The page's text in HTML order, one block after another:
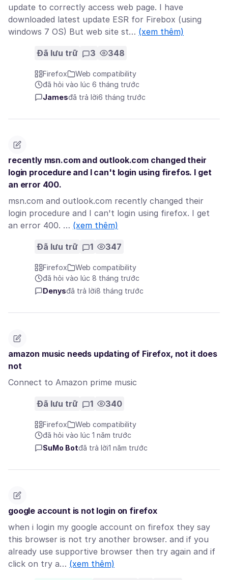
update to correctly access web page. I have
downloaded latest update ESR for Firebox (using
windows 7 OS) But web site st… (xem thêm)
Đã lưu trữ 3 348
Firefox
Web compatibility
đã hỏi vào lúc 6 tháng trước
Jamesđã trả lời6 tháng trước
recently msn.com and outlook.com changed their
login procedure and I can't login using firefos. I get
an error 400.
msn.com and outlook.com recently changed their
login procedure and I can't login using firefox. I get
an error 400. … (xem thêm)
Đã lưu trữ 1 347
Firefox
Web compatibility
đã hỏi vào lúc 8 tháng trước
Denysđã trả lời8 tháng trước
amazon music needs updating of Firefox, not it does
not
Connect to Amazon prime music
Đã lưu trữ 1 340
Firefox
Web compatibility
đã hỏi vào lúc 1 năm trước
SuMo Botđã trả lời1 năm trước
google account is not login on firefox
when i login my google account on firefox they say
this browser is not try another browser. and if you
already use supportive browser then try again and if
click on try a… (xem thêm)